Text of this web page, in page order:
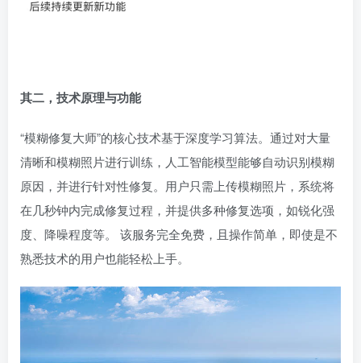
其二，技术原理与功能
“模糊修复大师”的核心技术基于深度学习算法。通过对大量
清晰和模糊照片进行训练，人工智能模型能够自动识别模糊
原因，并进行针对性修复。用户只需上传模糊照片，系统将
在几秒钟内完成修复过程，并提供多种修复选项，如锐化强
度、降噪程度等。 该服务完全免费，且操作简单，即使是不
熟悉技术的用户也能轻松上手。